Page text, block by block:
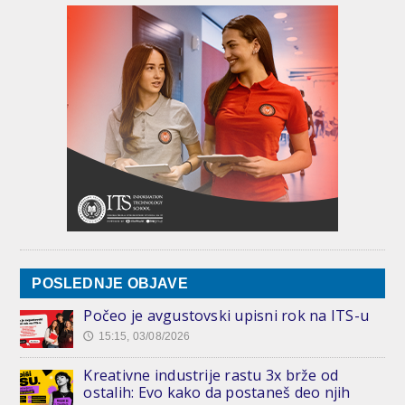
POSLEDNJE OBJAVE
Počeo je avgustovski upisni rok na ITS-u
🕔 15:15, 03/08/2026
Kreativne industrije rastu 3x brže od
ostalih: Evo kako da postaneš deo njih